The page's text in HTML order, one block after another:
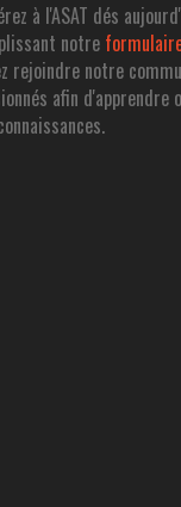
à l'ASAT dés
notre
rejoindre notre
afin d'apprendre